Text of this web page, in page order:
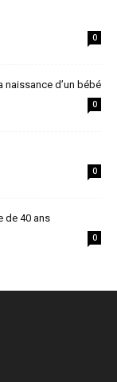
0
naissance d’un bébé
0
0
de 40 ans
0